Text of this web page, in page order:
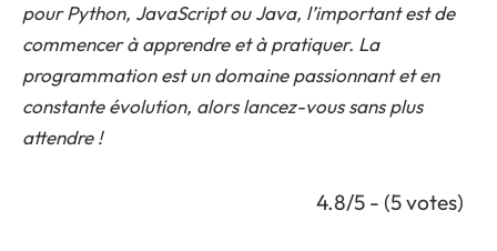
pour Python, JavaScript ou Java, l’important est de
commencer à apprendre et à pratiquer. La
programmation est un domaine passionnant et en
constante évolution, alors lancez-vous sans plus
attendre !
4.8/5 - (5 votes)